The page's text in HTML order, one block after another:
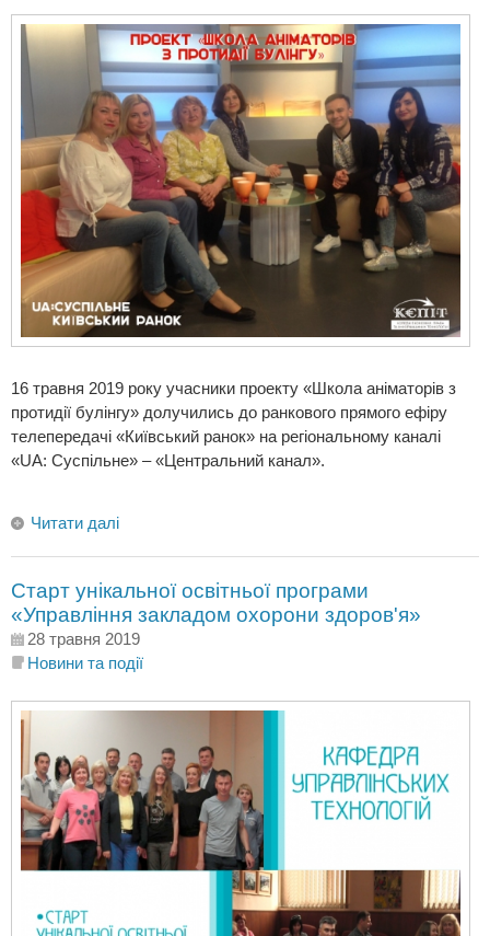
16 травня 2019 року учасники проекту «Школа аніматорів з
протидії булінгу» долучились до ранкового прямого ефіру
телепередачі «Київський ранок» на регіональному каналі
«UA: Суспільне» – «Центральний канал».
Читати далі
Старт унікальної освітньої програми
«Управління закладом охорони здоров'я»
28 травня 2019
Новини та події